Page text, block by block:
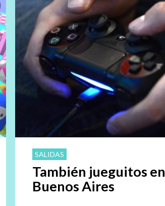
SALIDAS
También jueguitos en
Buenos Aires